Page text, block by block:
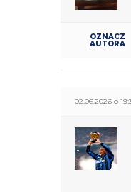
OZNACZ
AUTORA
02.06.2026 o